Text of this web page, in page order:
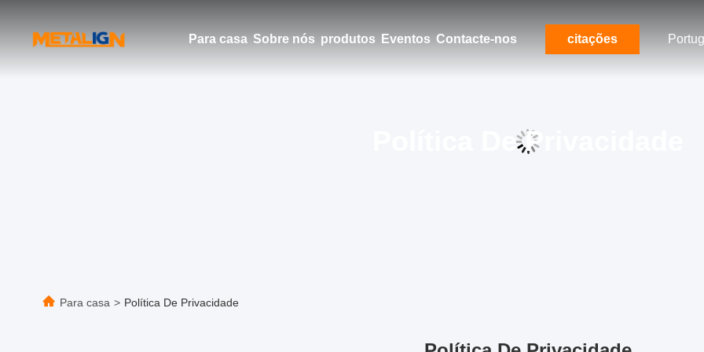
Para casa Sobre nós produtos Eventos Contacte-nos citações
Política De Privacidade
Para casa > Política De Privacidade